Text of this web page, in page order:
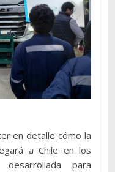
en detalle cómo la
a Chile en los
para